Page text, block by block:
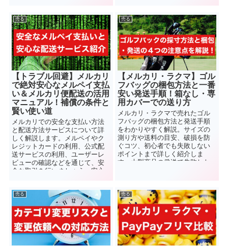
売る
【トラブル回避】メルカリ
で絶対安心なメルペイ支払
い＆メルカリ便配送の活用
マニュアル！補償の条件と
賢い使い道
メルカリでの安全な支払い方法
と配送方法サービスについて詳
しく解説します。メルペイやク
レジットカードの利用、公式配
送サービスの利用、ユーザーレ
ビューの確認などを通じて、安
全な取引を行いましょう。安心
売る
【メルカリ・ラクマ】ゴル
フバッグの梱包方法と一番
安い発送手順！箱なし・専
用カバーでの送り方
メルカリ・ラクマで売れたゴル
フバッグの梱包方法と発送手順
をわかりやすく解説。サイズの
測り方や送料の目安、破損を防
ぐコツ、初心者でも失敗しない
ポイントまで詳しく紹介しま
す。大型商品の発送で失敗した
売る 売る